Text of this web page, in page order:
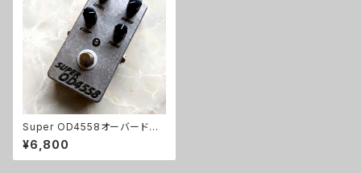
Super OD4558オーバードラ
イブキット【BASIC KIT】
¥6,800